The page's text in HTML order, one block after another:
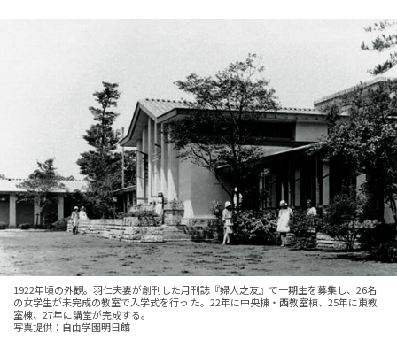
1922年頃の外観。羽仁夫妻が創刊した月刊誌『婦人之友』で一期生を募集し、26名
の女学生が未完成の教室で入学式を行っ た。22年に中央棟・西教室棟、25年に東教
室棟、27年に講堂が完成する。
写真提供：自由学園明日館